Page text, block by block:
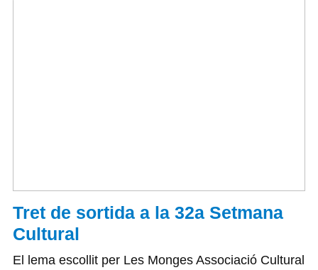
Tret de sortida a la 32a Setmana
Cultural
El lema escollit per Les Monges Associació Cultural